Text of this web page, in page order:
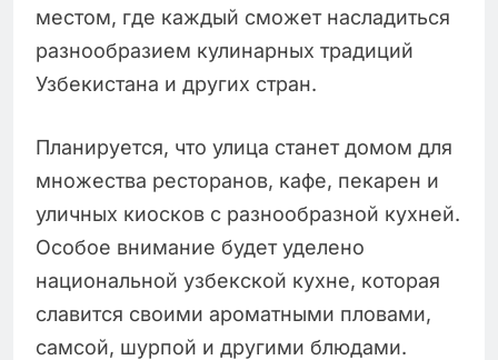
местом, где каждый сможет насладиться
разнообразием кулинарных традиций
Узбекистана и других стран.
Планируется, что улица станет домом для
множества ресторанов, кафе, пекарен и
уличных киосков с разнообразной кухней.
Особое внимание будет уделено
национальной узбекской кухне, которая
славится своими ароматными пловами,
самсой, шурпой и другими блюдами.